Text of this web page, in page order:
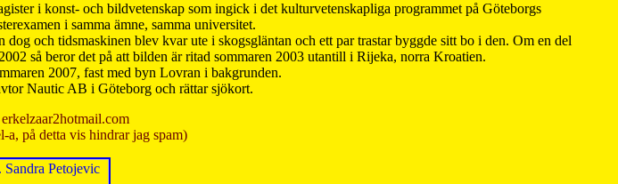
i konst- och bildvetenskap som ingick i det kulturvetenskapliga programmet på Göteborgs
i samma ämne, samma universitet.
och tidsmaskinen blev kvar ute i skogsgläntan och ett par trastar byggde sitt bo i den. Om en del
så beror det på att bilden är ritad sommaren 2003 utantill i Rijeka, norra Kroatien.
2007, fast med byn Lovran i bakgrunden.
Nautic AB i Göteborg och rättar sjökort.
a, på detta vis hindrar jag spam)